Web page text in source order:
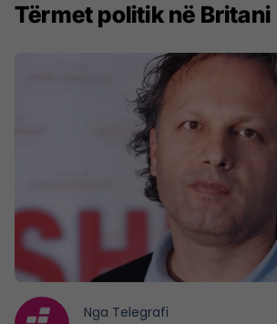
Tërmet politik në Britani
Nga Telegrafi